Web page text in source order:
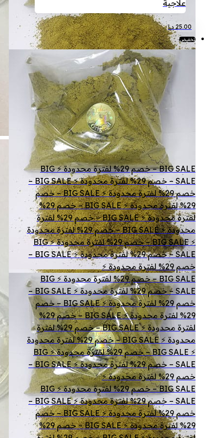
علاجية
25.00 د.ا
تخفيض!
BIG SALE – خصم 29% لفترة محدودة ⚡ BIG
SALE – خصم 29% لفترة محدودة ⚡ BIG SALE –
خصم 29% لفترة محدودة ⚡ BIG SALE – خصم
29% لفترة محدودة ⚡ BIG SALE – خصم 29%
لفترة محدودة ⚡ BIG SALE – خصم 29% لفترة
محدودة ⚡ BIG SALE – خصم 29% لفترة محدودة
⚡ BIG SALE – خصم 29% لفترة محدودة ⚡ BIG
SALE – خصم 29% لفترة محدودة ⚡ BIG SALE –
خصم 29% لفترة محدودة ⚡
BIG SALE – خصم 29% لفترة محدودة ⚡ BIG
SALE – خصم 29% لفترة محدودة ⚡ BIG SALE –
خصم 29% لفترة محدودة ⚡ BIG SALE – خصم
29% لفترة محدودة ⚡ BIG SALE – خصم 29%
لفترة محدودة ⚡ BIG SALE – خصم 29% لفترة
محدودة ⚡ BIG SALE – خصم 29% لفترة محدودة
⚡ BIG SALE – خصم 29% لفترة محدودة ⚡ BIG
SALE – خصم 29% لفترة محدودة ⚡ BIG SALE –
خصم 29% لفترة محدودة ⚡
BIG SALE – خصم 29% لفترة محدودة ⚡ BIG
SALE – خصم 29% لفترة محدودة ⚡ BIG SALE –
خصم 29% لفترة محدودة ⚡ BIG SALE – خصم
29% لفترة محدودة ⚡ BIG SALE – خصم 29%